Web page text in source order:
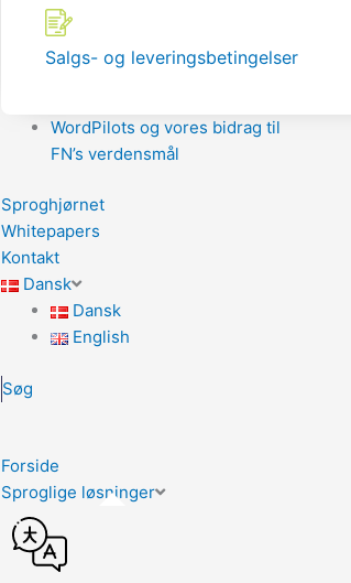
Salgs- og leveringsbetingelser
WordPilots og vores bidrag til
FN’s verdensmål
Sproghjørnet
Whitepapers
Kontakt
Dansk
Dansk
English
Søg
Forside
Sproglige løsninger